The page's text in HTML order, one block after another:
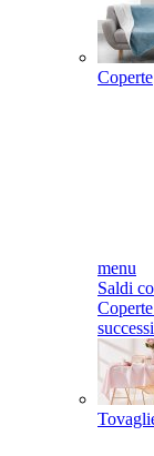
Coperte
menu
Saldi